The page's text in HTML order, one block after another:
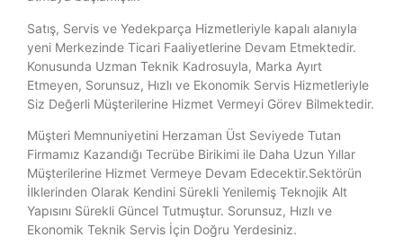
Satış, Servis ve Yedekparça Hizmetleriyle kapalı alanıyla
yeni Merkezinde Ticari Faaliyetlerine Devam Etmektedir.
Konusunda Uzman Teknik Kadrosuyla, Marka Ayırt
Etmeyen, Sorunsuz, Hızlı ve Ekonomik Servis Hizmetleriyle
Siz Değerli Müşterilerine Hizmet Vermeyi Görev Bilmektedir.
Müşteri Memnuniyetini Herzaman Üst Seviyede Tutan
Firmamız Kazandığı Tecrübe Birikimi ile Daha Uzun Yıllar
Müşterilerine Hizmet Vermeye Devam Edecektir.Sektörün
İlklerinden Olarak Kendini Sürekli Yenilemiş Teknojik Alt
Yapısını Sürekli Güncel Tutmuştur. Sorunsuz, Hızlı ve
Ekonomik Teknik Servis İçin Doğru Yerdesiniz.